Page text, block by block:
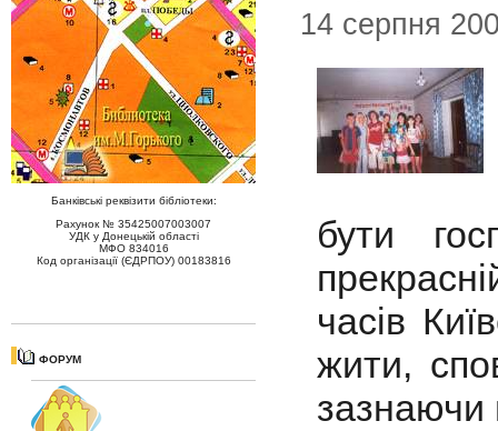
Банківські реквізити бібліотеки:
Рахунок № 35425007003007
УДК у Донецькій області
МФО 834016
Код організації (ЄДРПОУ) 00183816
ФОРУМ
14 серпня
бути
часів
жити,
зазнаючи